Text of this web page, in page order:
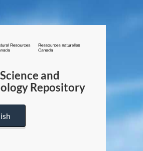
/
Canada
and
Repository